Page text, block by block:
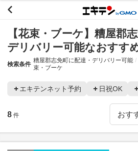
【花束・ブーケ】糟屋郡
デリバリー可能なおすす
検索条件
糟屋郡志免町に配達・デリバリー可能
束・ブーケ
エキテンネット予約 日祝OK
8 件